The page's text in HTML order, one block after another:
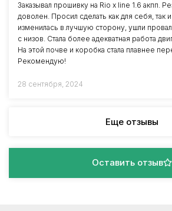
Заказывал прошивку на Rio x line 1.6 акпп.
доволен. Просил сделать как для себя, так
изменилась в лучшую сторону, ушли
с низов. Стала более адекватная работа
На этой почве и коробка стала плавнее
Рекомендую!
28 сентября, 2024
Еще отзывы
Оставить отзыв